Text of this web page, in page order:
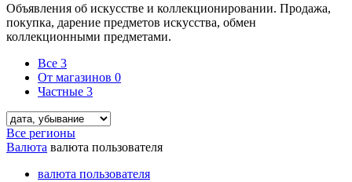
Объявления об искусстве и коллекционировании. Продажа,
покупка, дарение предметов искусства, обмен
коллекционными предметами.
Все 3
От магазинов 0
Частные 3
Все регионы
Валюта валюта пользователя
валюта пользователя